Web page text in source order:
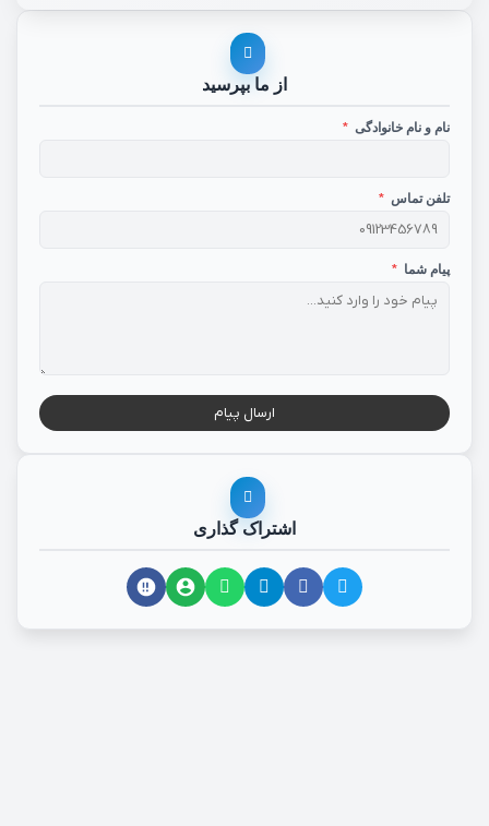
از ما بپرسید
نام و نام خانوادگی *
تلفن تماس *
پیام شما *
ارسال پیام
اشتراک گذاری